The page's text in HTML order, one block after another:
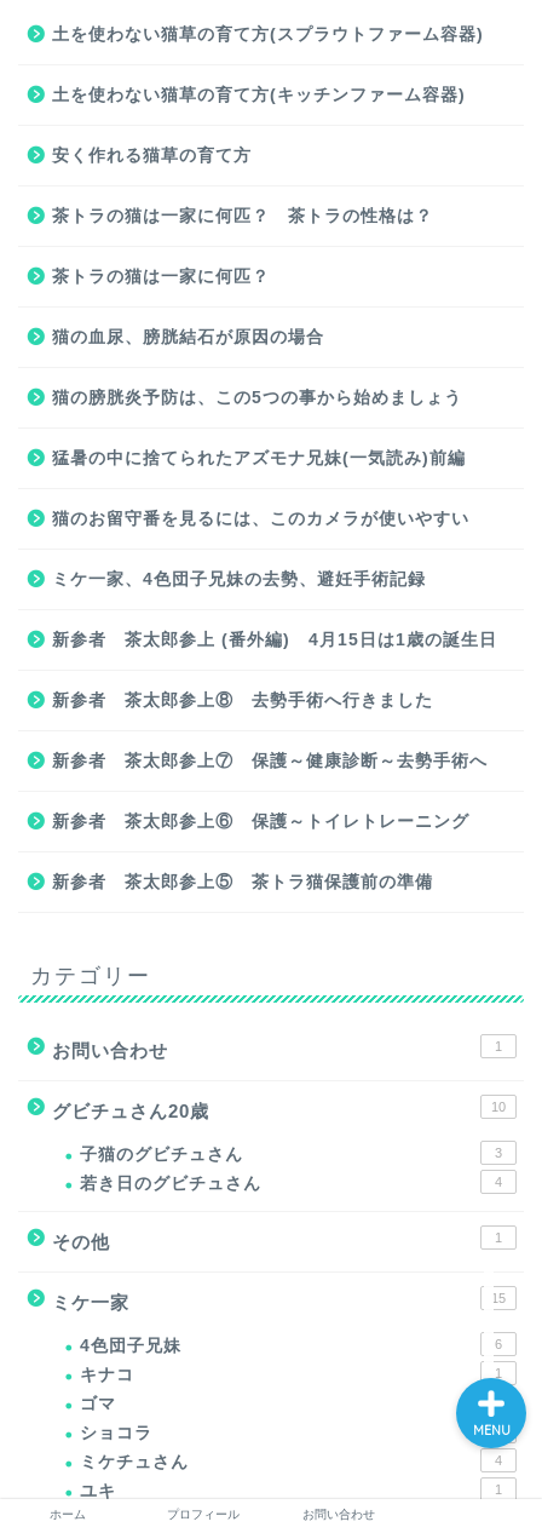
土を使わない猫草の育て方(スプラウトファーム容器)
土を使わない猫草の育て方(キッチンファーム容器)
安く作れる猫草の育て方
茶トラの猫は一家に何匹？ 茶トラの性格は？
茶トラの猫は一家に何匹？
猫の血尿、膀胱結石が原因の場合
猫の膀胱炎予防は、この5つの事から始めましょう
猛暑の中に捨てられたアズモナ兄妹(一気読み)前編
猫のお留守番を見るには、このカメラが使いやすい
ミケ一家、4色団子兄妹の去勢、避妊手術記録
新参者 茶太郎参上 (番外編) 4月15日は1歳の誕生日
新参者 茶太郎参上⑧ 去勢手術へ行きました
新参者 茶太郎参上⑦ 保護～健康診断～去勢手術へ
新参者 茶太郎参上⑥ 保護～トイレトレーニング
新参者 茶太郎参上⑤ 茶トラ猫保護前の準備
カテゴリー
お問い合わせ 1
グビチュさん20歳 10
子猫のグビチュさん 3
若き日のグビチュさん 4
その他 1
ミケ一家 15
4色団子兄妹 6
キナコ 1
ゴマ 2
ショコラ 1
ミケチュさん 4
ユキ 1
ホーム プロフィール お問い合わせ
MENU